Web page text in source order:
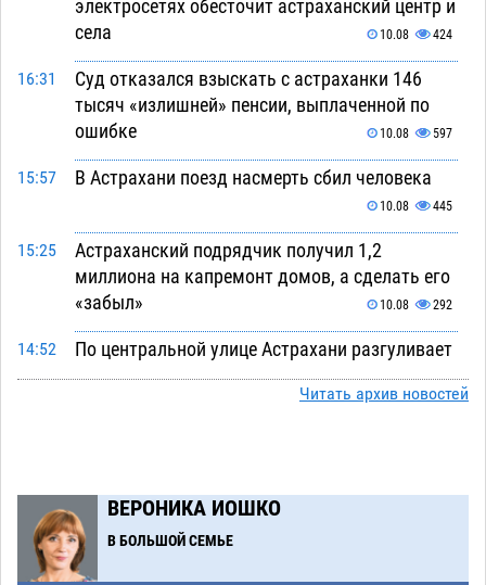
электросетях обесточит астраханский центр и
села
10.08 424
16:31
Суд отказался взыскать с астраханки 146
тысяч «излишней» пенсии, выплаченной по
ошибке
10.08 597
15:57 В Астрахани поезд насмерть сбил человека
10.08 445
15:25
Астраханский подрядчик получил 1,2
миллиона на капремонт домов, а сделать его
«забыл»
10.08 292
14:52
По центральной улице Астрахани разгуливает
павлин
10.08 490
13:38
Астраханская птицефабрика ответит рублем
за каждый день просрочки судебного
решения
Читать архив новостей
ВЕРОНИКА ИОШКО
В БОЛЬШОЙ СЕМЬЕ